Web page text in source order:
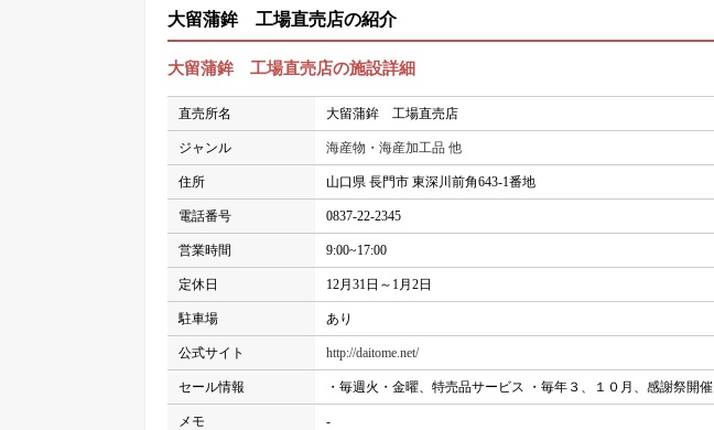
大留蒲鉾 工場直売店の紹介
大留蒲鉾 工場直売店の施設詳細
直売所名 大留蒲鉾 工場直売店
ジャンル 海産物・海産加工品 他
住所 山口県 長門市 東深川前角643-1番地
電話番号 0837-22-2345
営業時間 9:00~17:00
定休日 12月31日～1月2日
駐車場 あり
公式サイト http://daitome.net/
セール情報 ・毎週火・金曜、特売品サービス ・毎年３、１０月、感謝祭開催
メモ -